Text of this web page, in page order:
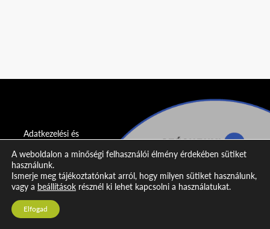
Adatkezelési és
nyilatkozat
Impresszum
Kapcsolat
A weboldalon a minőségi felhasználói élmény érdekében sütiket
használunk.
Ismerje meg tájékoztatónkat arról, hogy milyen sütiket használunk,
vagy a beállítások résznél ki lehet kapcsolni a használatukat.
Elfogad